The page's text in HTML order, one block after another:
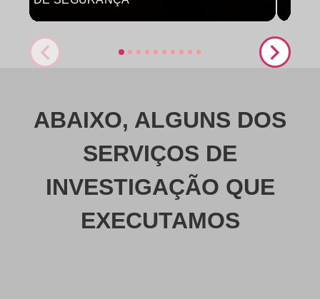
ABAIXO, ALGUNS DOS
SERVIÇOS DE
INVESTIGAÇÃO QUE
EXECUTAMOS